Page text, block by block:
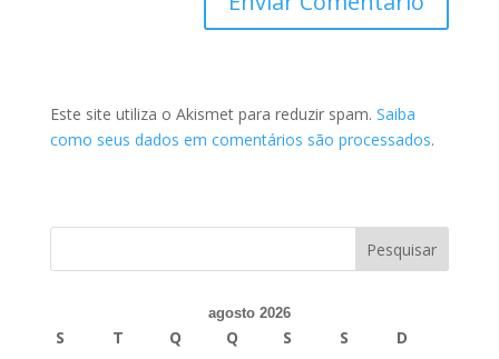
Este site utiliza o Akismet para reduzir spam. Saiba
como seus dados em comentários são processados.
agosto 2026
S T Q Q S S
D